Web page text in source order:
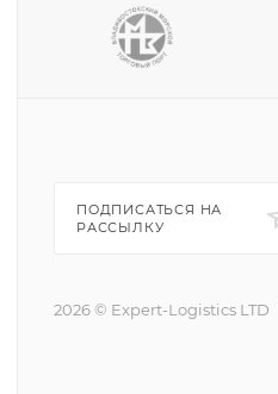
ПОДПИСАТЬСЯ НА
РАССЫЛКУ
2026 © Expert-Logistics LTD